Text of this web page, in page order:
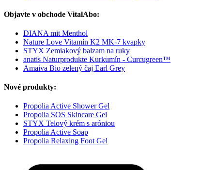
Objavte v obchode VitalAbo:
DIANA mit Menthol
Nature Love Vitamín K2 MK-7 kvapky
STYX Zemiakový balzam na ruky
anatis Naturprodukte Kurkumín - Curcugreen™
Amaiva Bio zelený čaj Earl Grey
Nové produkty:
Propolia Active Shower Gel
Propolia SOS Skincare Gel
STYX Telový krém s aróniou
Propolia Active Soap
Propolia Relaxing Foot Gel